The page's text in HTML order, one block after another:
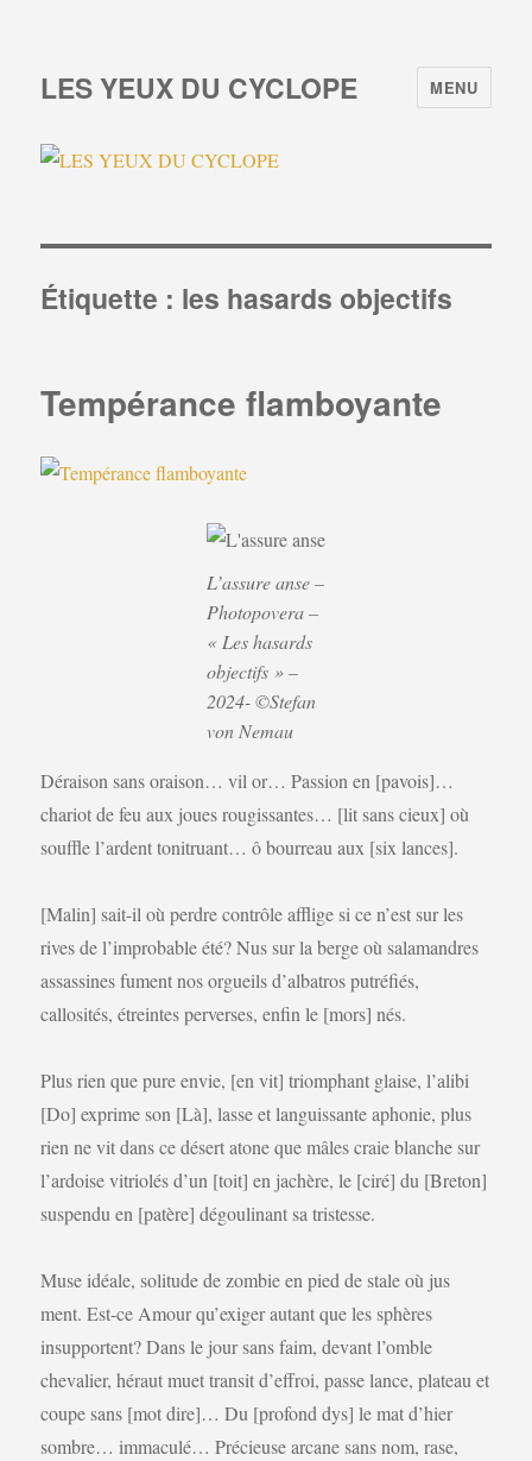
LES YEUX DU CYCLOPE MENU
Étiquette : les hasards objectifs
Tempérance flamboyante
L’assure anse –
Photopovera –
« Les hasards
objectifs » –
2024- ©Stefan
von Nemau
Déraison sans oraison… vil or… Passion en [pavois]…
chariot de feu aux joues rougissantes… [lit sans cieux] où
souffle l’ardent tonitruant… ô bourreau aux [six lances].
[Malin] sait-il où perdre contrôle afflige si ce n’est sur les
rives de l’improbable été? Nus sur la berge où salamandres
assassines fument nos orgueils d’albatros putréfiés,
callosités, étreintes perverses, enfin le [mors] nés.
Plus rien que pure envie, [en vit] triomphant glaise, l’alibi
[Do] exprime son [Là], lasse et languissante aphonie, plus
rien ne vit dans ce désert atone que mâles craie blanche sur
l’ardoise vitriolés d’un [toit] en jachère, le [ciré] du [Breton]
suspendu en [patère] dégoulinant sa tristesse.
Muse idéale, solitude de zombie en pied de stale où jus
ment. Est-ce Amour qu’exiger autant que les sphères
insupportent? Dans le jour sans faim, devant l’omble
chevalier, héraut muet transit d’effroi, passe lance, plateau et
coupe sans [mot dire]… Du [profond dys] le mat d’hier
sombre… immaculé… Précieuse arcane sans nom, rase,